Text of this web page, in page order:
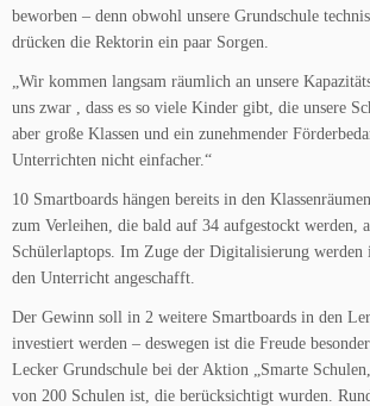
beworben – denn obwohl unsere Grundschule
drücken die Rektorin ein paar Sorgen.
„Wir kommen langsam räumlich an unsere
uns zwar , dass es so viele Kinder gibt, die unsere
aber große Klassen und ein zunehmender
Unterrichten nicht einfacher.“
10 Smartboards hängen bereits in den
zum Verleihen, die bald auf 34 aufgestockt werden,
Schülerlaptops. Im Zuge der Digitalisierung
den Unterricht angeschafft.
Der Gewinn soll in 2 weitere Smartboards in den
investiert werden – deswegen ist die Freude
Lecker Grundschule bei der Aktion „Smarte
von 200 Schulen ist, die berücksichtigt wurden.